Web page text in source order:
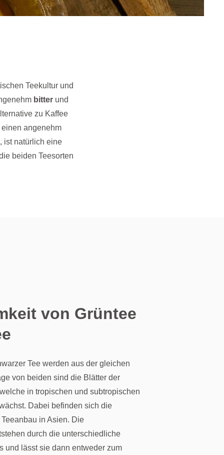
Teekultur und
bitterund
zu Kaffee
angenehm
ist natürlich eine
beiden Teesorten
von Grüntee
Tee werden aus der gleichen
von beiden sind die Blätter der
in tropischen und subtropischen
Dabei befinden sich die
in Asien. Die
durch die unterschiedliche
und lässt sie dann entweder zum